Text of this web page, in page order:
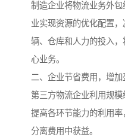
制造企业将物流业务外
业实现资源的优化配置
辆、仓库和人力的投入
心业务。
二、企业节省费用，增
第三方物流企业利用规
提高各环节能力的利用
分离费用中获益。